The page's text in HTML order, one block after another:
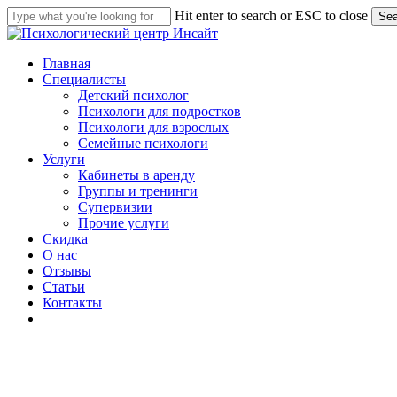
Skip
to
content
Hit enter to search or ESC to close
Close
Menu
Главная
Специалисты
Детский психолог
Психологи для подростков
Психологи для взрослых
Семейные психологи
Услуги
Кабинеты в аренду
Группы и тренинги
Супервизии
Прочие услуги
Скидка
О нас
Отзывы
Статьи
Контакты